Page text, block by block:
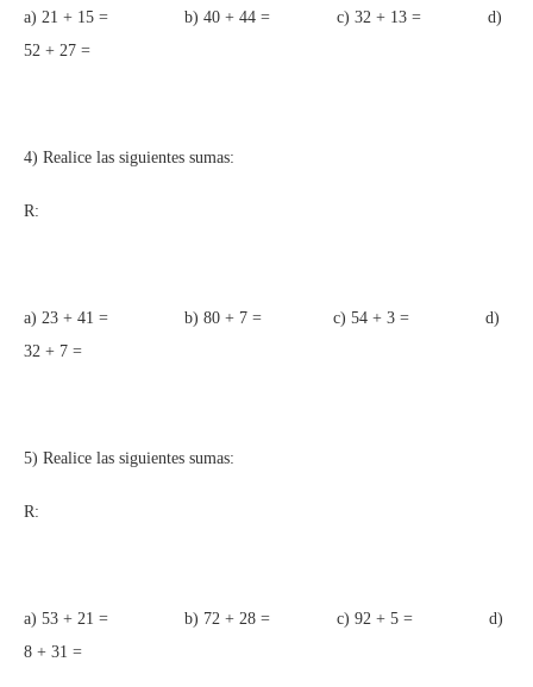
a) 21 + 15 = b) 40 + 44 = c) 32 + 13 = d)
52 + 27 =
4) Realice las siguientes sumas:
R:
a) 23 + 41 = b) 80 + 7 = c) 54 + 3 = d)
32 + 7 =
5) Realice las siguientes sumas:
R:
a) 53 + 21 = b) 72 + 28 = c) 92 + 5 = d)
8 + 31 =